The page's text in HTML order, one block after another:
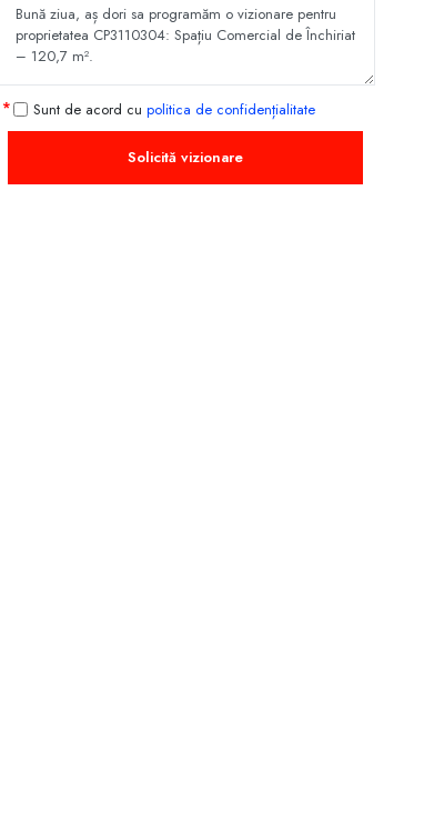
Sunt de acord cu politica de confidențialitate
Solicită vizionare